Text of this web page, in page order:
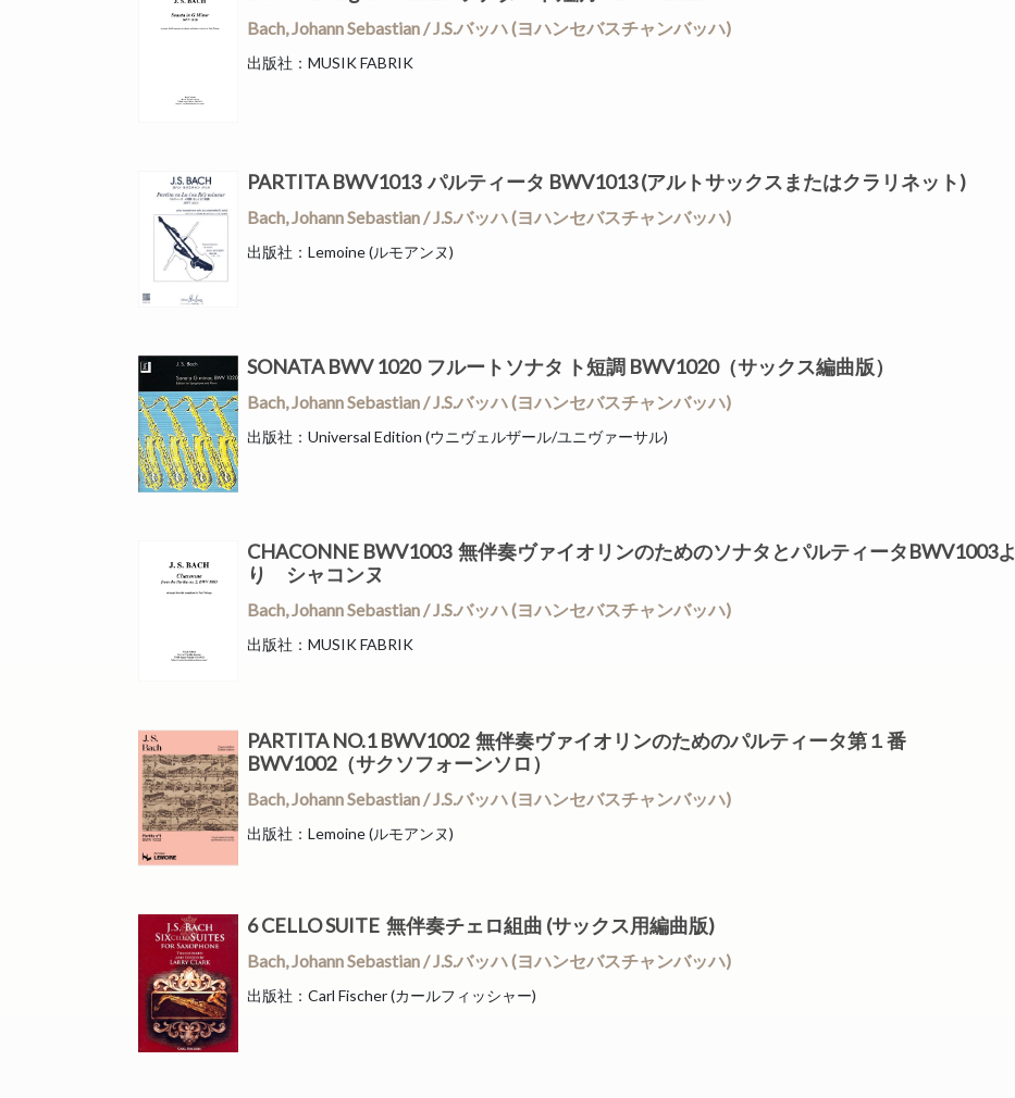
Bach, Johann Sebastian / J.S.バッハ (ヨハンセバスチャンバッハ)
出版社：MUSIK FABRIK
PARTITA BWV1013 パルティータ BWV1013 (アルトサックスまたはクラリネット)
Bach, Johann Sebastian / J.S.バッハ (ヨハンセバスチャンバッハ)
出版社：Lemoine (ルモアンヌ)
SONATA BWV 1020 フルートソナタ ト短調 BWV1020（サックス編曲版）
Bach, Johann Sebastian / J.S.バッハ (ヨハンセバスチャンバッハ)
出版社：Universal Edition (ウニヴェルザール/ユニヴァーサル)
CHACONNE BWV1003 無伴奏ヴァイオリンのためのソナタとパルティータBWV1003よ
り シャコンヌ
Bach, Johann Sebastian / J.S.バッハ (ヨハンセバスチャンバッハ)
出版社：MUSIK FABRIK
PARTITA NO.1 BWV1002 無伴奏ヴァイオリンのためのパルティータ第１番
BWV1002（サクソフォーンソロ）
Bach, Johann Sebastian / J.S.バッハ (ヨハンセバスチャンバッハ)
出版社：Lemoine (ルモアンヌ)
6 CELLO SUITE 無伴奏チェロ組曲 (サックス用編曲版)
Bach, Johann Sebastian / J.S.バッハ (ヨハンセバスチャンバッハ)
出版社：Carl Fischer (カールフィッシャー)